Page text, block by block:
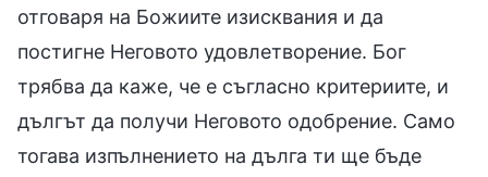
отговаря на Божиите изисквания и да
постигне Неговото удовлетворение. Бог
трябва да каже, че е съгласно критериите, и
дългът да получи Неговото одобрение. Само
тогава изпълнението на дълга ти ще бъде